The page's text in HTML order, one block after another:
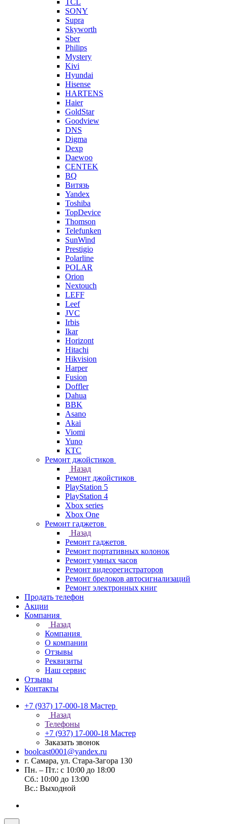
TCL
SONY
Supra
Skyworth
Sber
Philips
Mystery
Kivi
Hyundai
Hisense
HARTENS
Haier
GoldStar
Goodview
DNS
Digma
Dexp
Daewoo
CENTEK
BQ
Витязь
Yandex
Toshiba
TopDevice
Thomson
Telefunken
SunWind
Prestigio
Polarline
POLAR
Orion
Nextouch
LEFF
Leef
JVC
Irbis
Ikar
Horizont
Hitachi
Hikvision
Harper
Fusion
Doffler
Dahua
BBK
Asano
Akai
Viomi
Yuno
КТС
Ремонт джойстиков
Назад
Ремонт джойстиков
PlayStation 5
PlayStation 4
Xbox series
Xbox One
Ремонт гаджетов
Назад
Ремонт гаджетов
Ремонт портативных колонок
Ремонт умных часов
Ремонт видеорегистраторов
Ремонт брелоков автосигнализаций
Ремонт электронных книг
Продать телефон
Акции
Компания
Назад
Компания
О компании
Отзывы
Реквизиты
Наш сервис
Отзывы
Контакты
+7 (937) 17-000-18 Мастер
Назад
Телефоны
+7 (937) 17-000-18 Мастер
Заказать звонок
boolcast0001@yandex.ru
г. Самара, ул. Стара-Загора 130
Пн. – Пт.: с 10:00 до 18:00
Сб.: 10:00 до 13:00
Вс.: Выходной